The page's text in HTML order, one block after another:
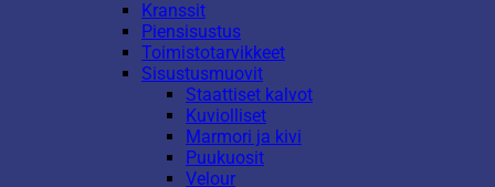
Kranssit
Piensisustus
Toimistotarvikkeet
Sisustusmuovit
Staattiset kalvot
Kuviolliset
Marmori ja kivi
Puukuosit
Velour